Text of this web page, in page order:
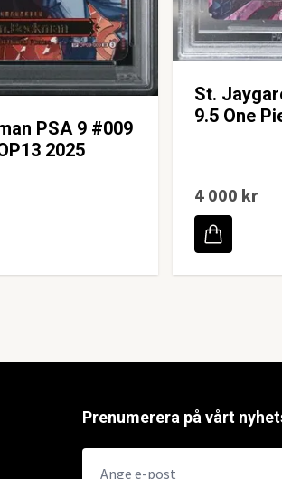
PSA 9 #009
2025
St.
9.5 One
4 000 kr
Prenumerera på vårt